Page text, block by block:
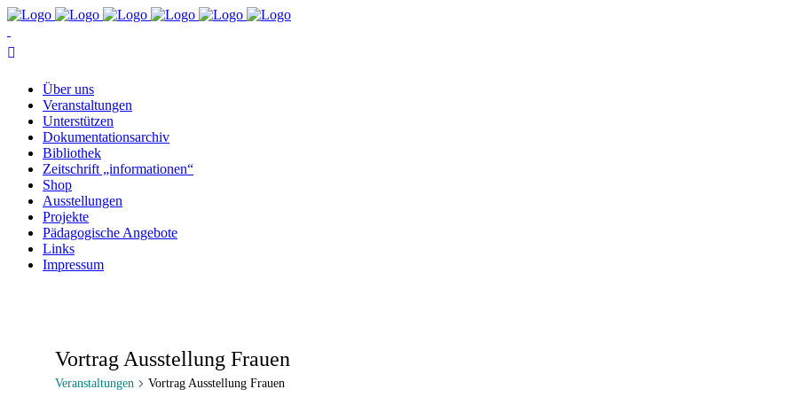
Über uns
Ver­an­stal­tun­gen
Un­ter­stüt­zen
Do­ku­men­ta­ti­ons­ar­chiv
Bi­blio­thek
Zeit­schrift „in­for­ma­tio­nen“
Shop
Aus­stel­lun­gen
Pro­jek­te
Päd­ago­gi­sche Angebote
Links
Im­pres­sum
Vortrag Ausstellung Frauen
Veranstaltungen Vortrag Ausstellung Frauen